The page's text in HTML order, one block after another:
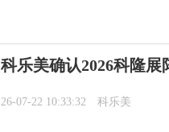
科乐美确认2026科隆
26-07-22 10:33:32 科乐美